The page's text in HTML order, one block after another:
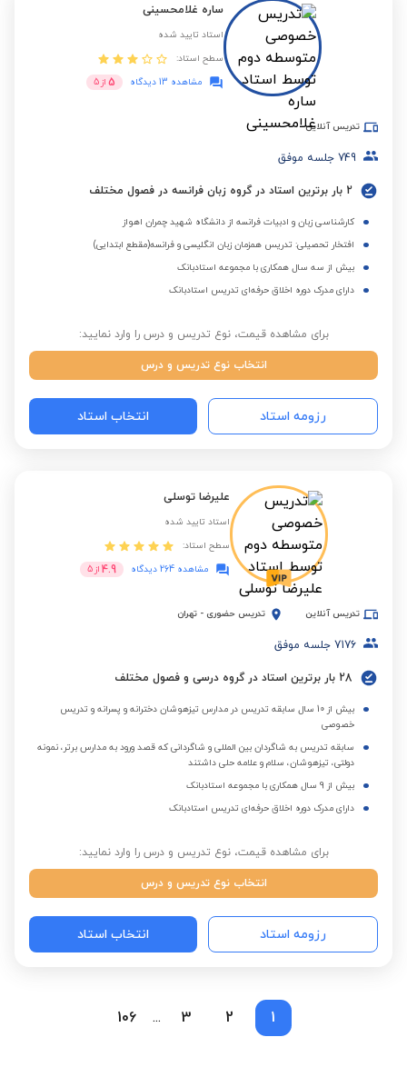
ساره غلامحسینی
استاد تایید شده
سطح استاد:
مشاهده 13 دیدگاه
5 از 5
تدریس آنلاین
749 جلسه موفق
2 بار برترین استاد در گروه زبان فرانسه در فصول مختلف
کارشناسی زبان و ادبیات فرانسه از دانشگاه شهید چمران اهواز
افتخار تحصیلی: تدریس همزمان زبان انگلیسی و فرانسه(مقطع ابتدایی)
بیش از سه سال همکاری با مجموعه استادبانک
دارای مدرک دوره اخلاق حرفه‌ای تدریس استادبانک
برای مشاهده قیمت، نوع تدریس و درس را وارد نمایید:
انتخاب نوع تدریس و درس
رزومه استاد انتخاب استاد
علیرضا توسلی
استاد تایید شده
سطح استاد:
مشاهده 264 دیدگاه
4.9 از 5
تدریس آنلاین تدریس حضوری - تهران
7176 جلسه موفق
28 بار برترین استاد در گروه درسی و فصول مختلف
بیش از 10 سال سابقه تدریس در مدارس تیزهوشان دخترانه و پسرانه و تدریس
خصوصی
سابقه تدریس به شاگردان بین المللی و شاگردانی که قصد ورود به مدارس برتر، نمونه
دولتی، تیزهوشان، سلام و علامه حلی داشتند
بیش از 9 سال همکاری با مجموعه استادبانک
دارای مدرک دوره اخلاق حرفه‌ای تدریس استادبانک
برای مشاهده قیمت، نوع تدریس و درس را وارد نمایید:
انتخاب نوع تدریس و درس
رزومه استاد انتخاب استاد
1
2
3
...
106